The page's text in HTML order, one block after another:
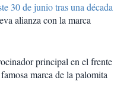
30 de junio tras una década
alianza con la marca
principal en el frente
marca de la palomita